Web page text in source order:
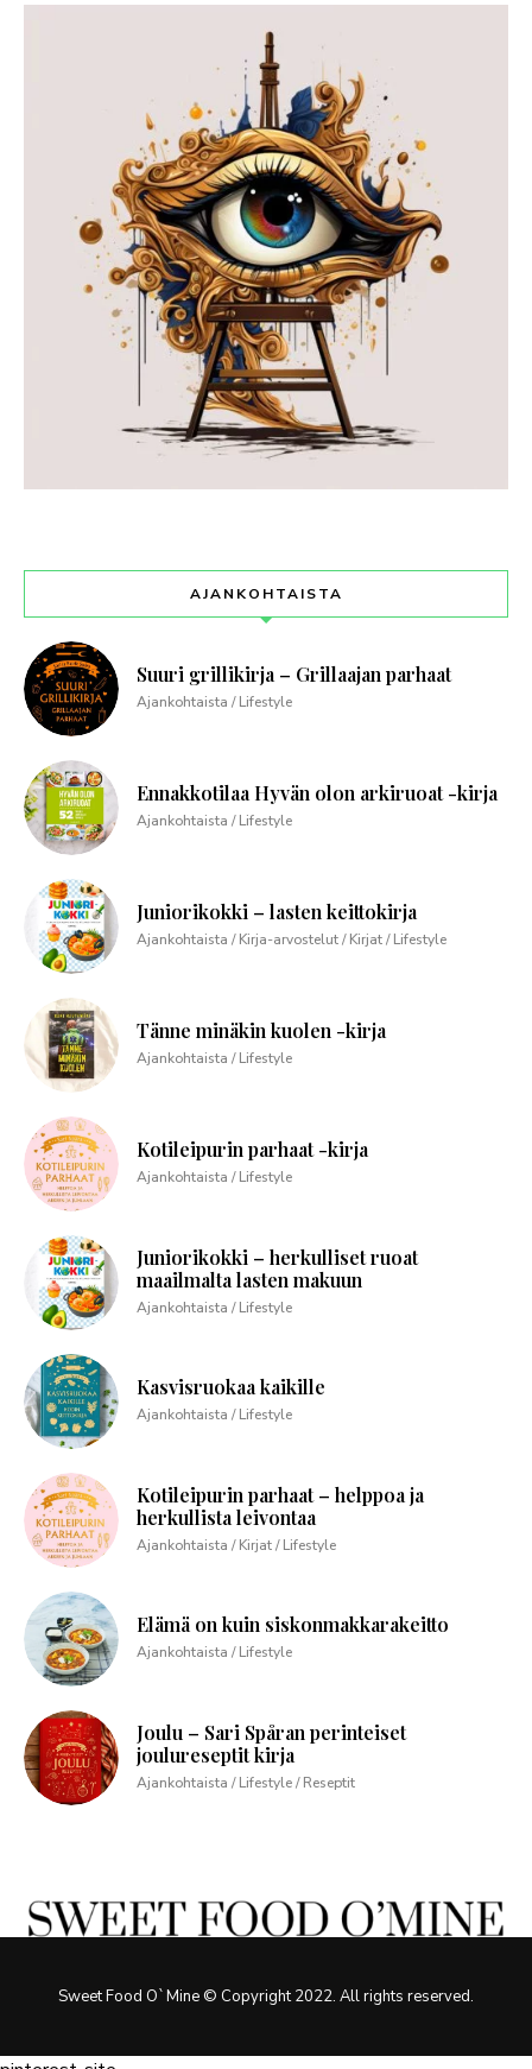
AJANKOHTAISTA
Suuri grillikirja – Grillaajan parhaat
Ajankohtaista / Lifestyle
Ennakkotilaa Hyvän olon arkiruoat -kirja
Ajankohtaista / Lifestyle
Juniorikokki – lasten keittokirja
Ajankohtaista / Kirja-arvostelut / Kirjat / Lifestyle
Tänne minäkin kuolen -kirja
Ajankohtaista / Lifestyle
Kotileipurin parhaat -kirja
Ajankohtaista / Lifestyle
Juniorikokki – herkulliset ruoat
maailmalta lasten makuun
Ajankohtaista / Lifestyle
Kasvisruokaa kaikille
Ajankohtaista / Lifestyle
Kotileipurin parhaat – helppoa ja
herkullista leivontaa
Ajankohtaista / Kirjat / Lifestyle
Elämä on kuin siskonmakkarakeitto
Ajankohtaista / Lifestyle
Joulu – Sari Spåran perinteiset
joulureseptit kirja
Ajankohtaista / Lifestyle / Reseptit
Sweet Food O`Mine © Copyright 2022. All rights reserved.